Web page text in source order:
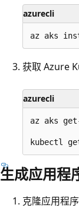
azurecli
获取 Azure
azurecli
az aks
生成应用程
克隆应用程